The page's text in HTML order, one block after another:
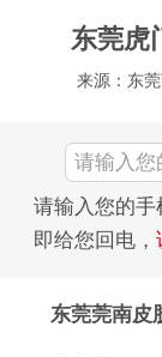
东莞虎
来源：东
请输入您的
即给您回电，
东莞莞南皮